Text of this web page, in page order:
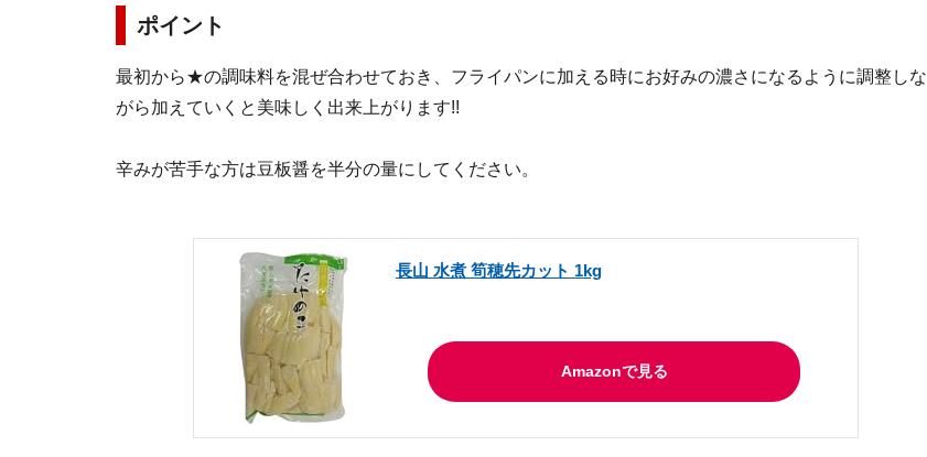
ポイント
最初から★の調味料を混ぜ合わせておき、フライパンに加える時にお好みの濃さになるように調整しな
がら加えていくと美味しく出来上がります!!
辛みが苦手な方は豆板醤を半分の量にしてください。
長山 水煮 筍穂先カット 1kg
Amazonで見る